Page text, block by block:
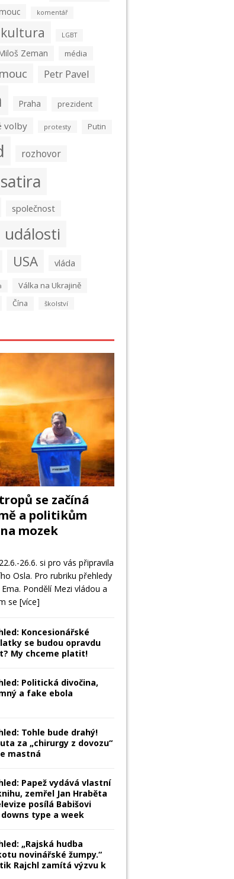
komentář
kultura LGBT
Zeman média
Petr Pavel
Praha prezident
volby protesty Putin
rozhovor
satira
společnost
události
USA vláda
Válka na Ukrajině
Čína školství
se začíná
a politikům
mozek
26.6. si pro vás připravila
Osla. Pro rubriku přehledy
Pondělí Mezi vládou a
se [více]
Koncesionářské
se budou opravdu
My chceme platit!
Politická divočina,
a fake ebola
Tohle bude drahý!
za „chirurgy z dovozu“
mastná
Papež vydává vlastní
zemřel Jan Hraběta
posílá Babišovi
type a week
„Rajská hudba
novinářské žumpy.“
Rajchl zamítá výzvu k